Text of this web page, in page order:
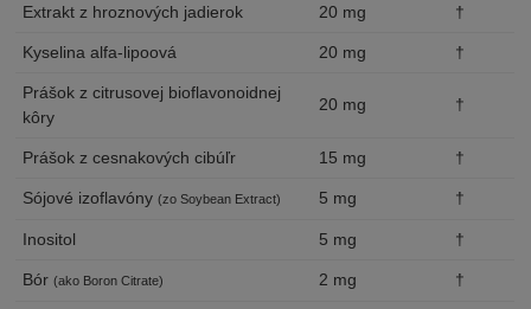
Extrakt z hroznových jadierok 20 mg †
Kyselina alfa-lipoová 20 mg †
Prášok z citrusovej bioflavonoidnej
kôry
20 mg †
Prášok z cesnakových cibúľr 15 mg †
Sójové izoflavóny(zo Soybean Extract) 5 mg †
Inositol 5 mg †
Bór(ako Boron Citrate) 2 mg †